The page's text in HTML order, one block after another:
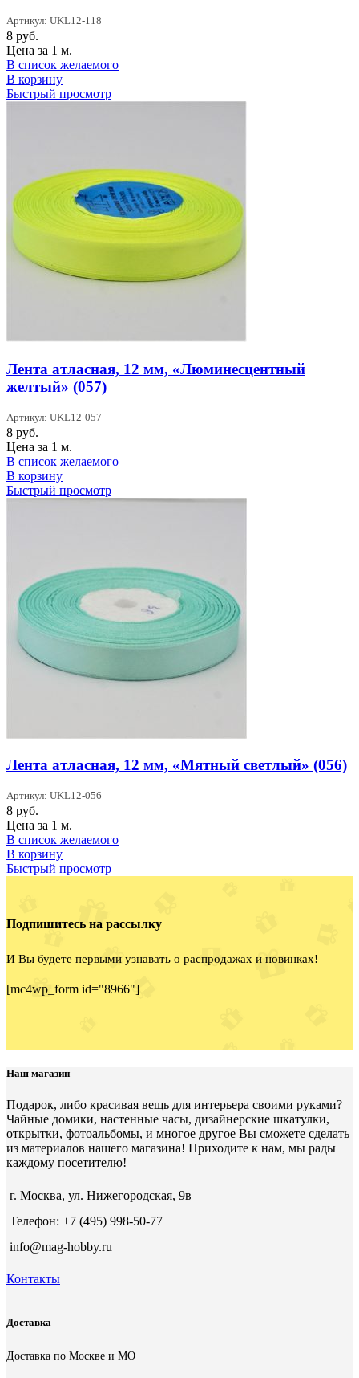
Артикул: UKL12-118
8 руб.
Цена за 1 м.
В список желаемого
В корзину
Быстрый просмотр
Лента атласная, 12 мм, «Люминесцентный
желтый» (057)
Артикул: UKL12-057
8 руб.
Цена за 1 м.
В список желаемого
В корзину
Быстрый просмотр
Лента атласная, 12 мм, «Мятный светлый» (056)
Артикул: UKL12-056
8 руб.
Цена за 1 м.
В список желаемого
В корзину
Быстрый просмотр
Подпишитесь на рассылку
И Вы будете первыми узнавать о распродажах и новинках!
[mc4wp_form id="8966"]
Наш магазин
Подарок, либо красивая вещь для интерьера своими руками?
Чайные домики, настенные часы, дизайнерские шкатулки,
открытки, фотоальбомы, и многое другое Вы сможете сделать
из материалов нашего магазина! Приходите к нам, мы рады
каждому посетителю!
г. Москва, ул. Нижегородская, 9в
Телефон: +7 (495) 998-50-77
info@mag-hobby.ru
Контакты
Доставка
Доставка по Москве и МО